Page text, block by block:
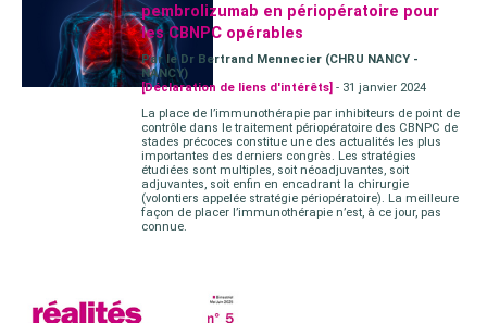
pembrolizumab en périopératoire pour
les CBNPC opérables
Par le Dr Bertrand Mennecier (CHRU NANCY -
NANCY)
[Déclaration de liens d'intérêts]- 31 janvier 2024
La place de l’immunothérapie par inhibiteurs de point de
contrôle dans le traitement périopératoire des CBNPC de
stades précoces constitue une des actualités les plus
importantes des derniers congrès. Les stratégies
étudiées sont multiples, soit néoadjuvantes, soit
adjuvantes, soit enfin en encadrant la chirurgie
(volontiers appelée stratégie périopératoire). La meilleure
façon de placer l’immunothérapie n’est, à ce jour, pas
connue.